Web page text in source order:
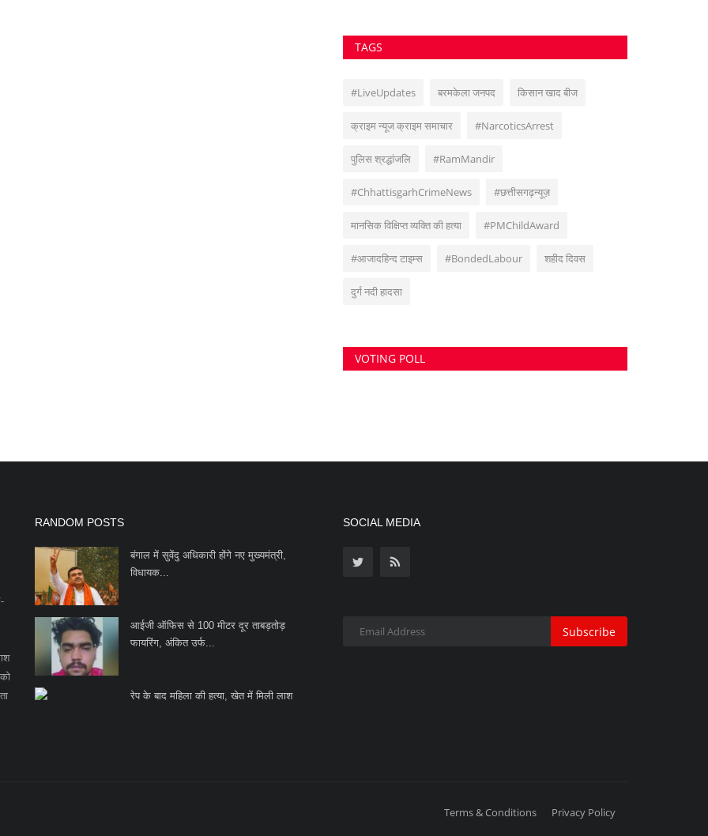
TAGS
#LiveUpdates बरमकेला जनपद किसान खाद बीज
क्राइम न्यूज क्राइम समाचार #NarcoticsArrest
पुलिस श्रद्धांजलि #RamMandir
#ChhattisgarhCrimeNews #छत्तीसगढ़न्यूज़
मानसिक विक्षिप्त व्यक्ति की हत्या #PMChildAward
#आजादहिन्द टाइम्स #BondedLabour शहीद दिवस
दुर्ग नदी हादसा
VOTING POLL
RANDOM POSTS
बंगाल में सुवेंदु अधिकारी होंगे नए मुख्यमंत्री,
विधायक...
आईजी ऑफिस से 100 मीटर दूर ताबड़तोड़
फायरिंग, अंकित उर्फ...
रेप के बाद महिला की हत्या, खेत में मिली लाश
SOCIAL MEDIA
Subscribe
Terms & Conditions Privacy Policy